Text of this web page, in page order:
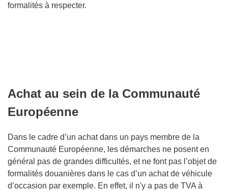
formalités à respecter.
Achat au sein de la Communauté
Européenne
Dans le cadre d’un achat dans un pays membre de la
Communauté Européenne, les démarches ne posent en
général pas de grandes difficultés, et ne font pas l’objet de
formalités douanières dans le cas d’un achat de véhicule
d’occasion par exemple. En effet, il n'y a pas de TVA à